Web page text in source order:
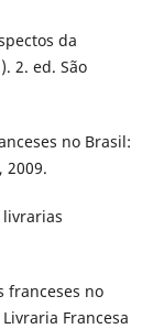
da
2. ed. São
no Brasil:
2009.
livrarias
franceses no
Francesa